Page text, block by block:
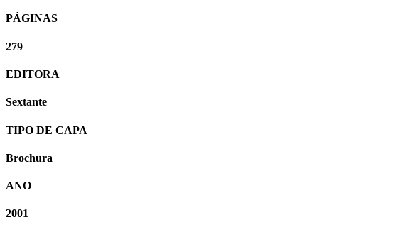
PÁGINAS
279
EDITORA
Sextante
TIPO DE CAPA
Brochura
ANO
2001